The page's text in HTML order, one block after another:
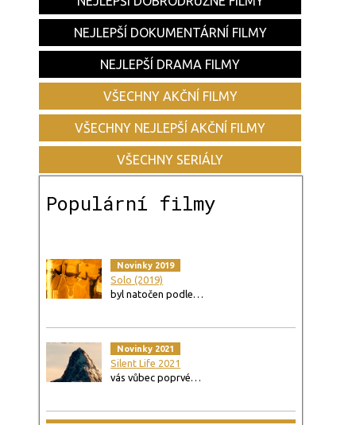
NEJLEPŠÍ DOKUMENTÁRNÍ FILMY
NEJLEPŠÍ DRAMA FILMY
VŠECHNY AKČNÍ FILMY
VŠECHNY NEJLEPŠÍ AKČNÍ FILMY
VŠECHNY SERIÁLY
Populární filmy
Novinky 2019
Solo (2019)
byl natočen podle…
Novinky 2021
Silent Life 2021
vás vůbec poprvé…